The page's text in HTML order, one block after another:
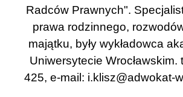
Radców Prawnych".
prawa rodzinnego,
majątku, były wykładowca
Uniwersytecie Wrocławskim.
425, e-mail: i.klisz@adwokat-